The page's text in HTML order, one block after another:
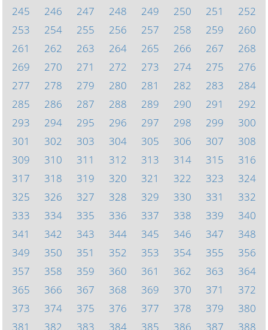
245
246 247 248 249 250 251
252
253
254 255 256 257 258 259
260
261
262 263 264 265 266 267
268
269
270 271 272 273 274 275
276
277
278 279 280 281 282 283
284
285
286 287 288 289 290 291
292
293
294 295 296 297 298 299
300
301
302 303 304 305 306 307
308
309
310 311 312 313 314 315
316
317
318 319 320 321 322 323
324
325
326 327 328 329 330 331
332
333
334 335 336 337 338 339
340
341
342 343 344 345 346 347
348
349
350 351 352 353 354 355
356
357
358 359 360 361 362 363
364
365
366 367 368 369 370 371
372
373
374 375 376 377 378 379
380
381
382 383 384 385 386 387 388